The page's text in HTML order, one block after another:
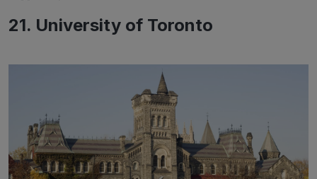
21. University of Toronto